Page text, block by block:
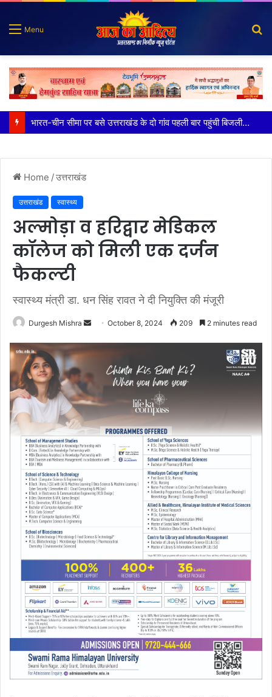
Menu
100 किडनी ट्रांसप्लांट की सफलता, हिम्स जौलीग्रांट ने बढ़ाया चिकित्सा सेवाओं का भरोसा
Home /उत्तराखंड
उत्तराखंड स्वास्थ्य
अल्मोड़ा व हरिद्वार मेडिकल
कॉलेज को मिली एक दर्जन
फैकल्टी
स्वास्थ्य मंत्री डा. धन सिंह रावत ने दी नियुक्ति की मंजूरी
Durgesh Mishra
Send
email
October 8, 2024 209 2 minutes read